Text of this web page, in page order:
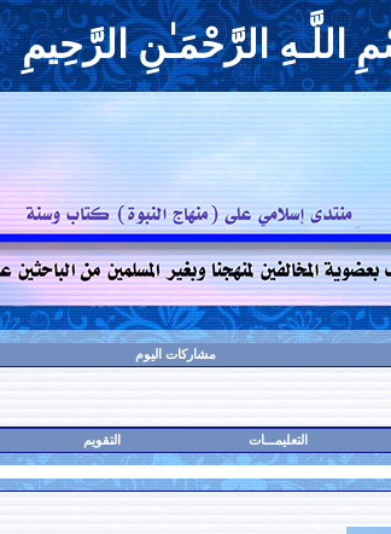
اللَّـهِ الرَّحْمَـٰنِ الرَّحِيمِ
مشاركات اليوم
التعليمـــات التقويم